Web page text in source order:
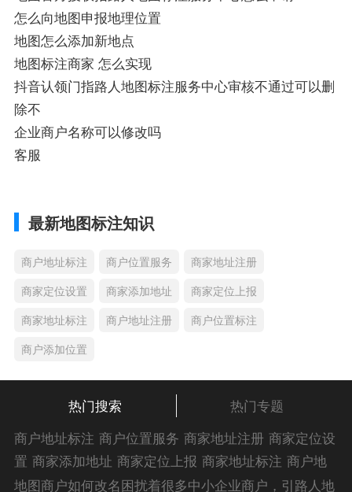
怎么向地图申报地理位置
地图怎么添加新地点
地图标注商家 怎么实现
抖音认领门指路人地图标注服务中心审核不通过可以删
除不
企业商户名称可以修改吗
客服
最新地图标注知识
商户地址标注 商户位置服务
商家地址注册
商家定位设置
商家添加地址
商家定位上报
商家地址标注
商户地址注册
商户位置标注
商户添加位置
热门搜索
热门专题
商户地址标注 商户位置服务 商家地址注册 商家定位设
置 商家添加地址 商家定位上报 商家地址标注 商户地
址注册 商户位置标注 商户添加位置 商家位置服务 商
地图商户如何改名困扰着很多中小企业商户，引路人地